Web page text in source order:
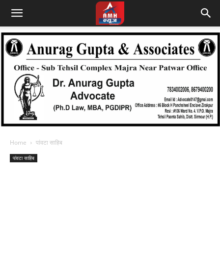
Home पांवटा साहिब
पांवटा साहिब